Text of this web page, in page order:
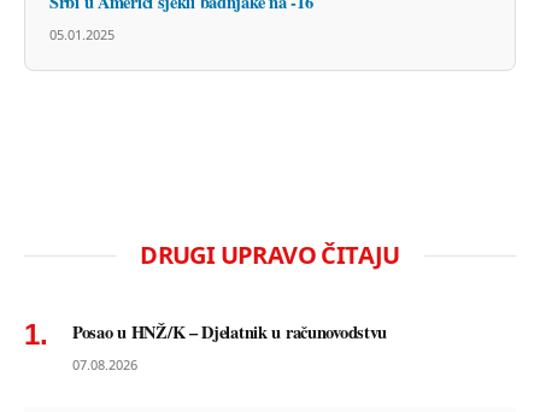
05.01.2025
DRUGI UPRAVO ČITAJU
Posao u HNŽ/K – Djelatnik u računovodstvu
07.08.2026